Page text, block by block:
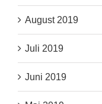
August 2019
Juli 2019
Juni 2019